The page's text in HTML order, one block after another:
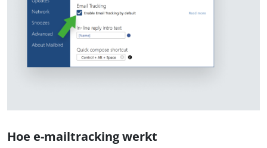
Hoe e-mailtracking werkt